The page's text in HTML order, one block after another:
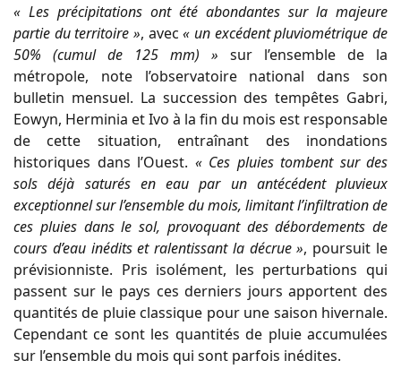
« Les précipitations ont été abondantes sur la majeure
partie du territoire », avec« un excédent pluviométrique de
50% (cumul de 125 mm) » sur l’ensemble de la
métropole, note l’observatoire national dans son
bulletin mensuel. La succession des tempêtes Gabri,
Eowyn, Herminia et Ivo à la fin du mois est responsable
de cette situation, entraînant des inondations
historiques dans l’Ouest. « Ces pluies tombent sur des
sols déjà saturés en eau par un antécédent pluvieux
exceptionnel sur l’ensemble du mois, limitant l’infiltration de
ces pluies dans le sol, provoquant des débordements de
cours d’eau inédits et ralentissant la décrue », poursuit le
prévisionniste. Pris isolément, les perturbations qui
passent sur le pays ces derniers jours apportent des
quantités de pluie classique pour une saison hivernale.
Cependant ce sont les quantités de pluie accumulées
sur l’ensemble du mois qui sont parfois inédites.